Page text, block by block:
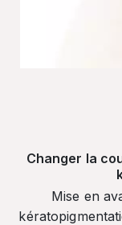
Changer la
Mise en